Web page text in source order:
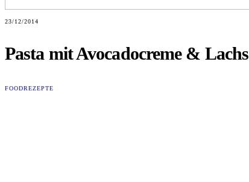
23/12/2014
Pasta mit Avocadocreme & Lachs
FOODREZEPTE